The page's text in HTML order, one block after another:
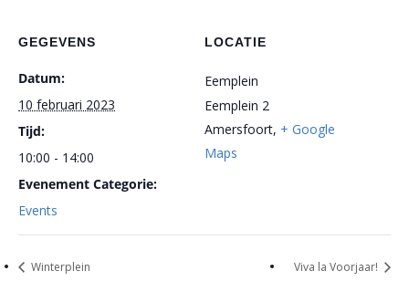
GEGEVENS
Datum:
10 februari 2023
Tijd:
10:00 - 14:00
Evenement Categorie:
Events
LOCATIE
Eemplein
Eemplein 2
Amersfoort, + Google
Maps
Winterplein Viva la Voorjaar!